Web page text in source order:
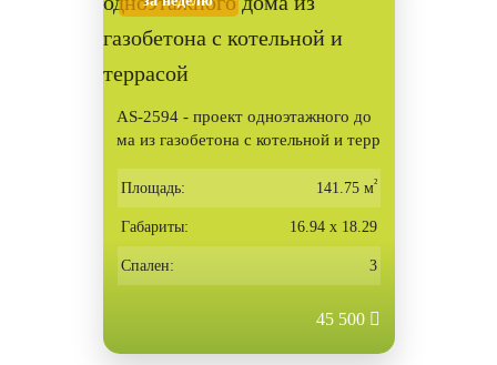
AS-2594 - проект одноэтажного до
ма из газобетона с котельной и терр
Площадь: 141.75 м²
Габариты: 16.94 х 18.29
Спален: 3
45 500